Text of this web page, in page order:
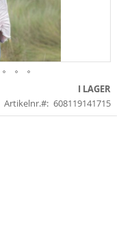
I LAGER
Artikelnr.
608119141715